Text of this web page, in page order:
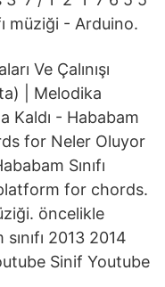
müziği - Arduino.
Ve Çalınışı
| Melodika
Kaldı - Hababam
for Neler Oluyor
Sınıfı
for chords.
öncelikle
2013 2014
Sinif Youtube